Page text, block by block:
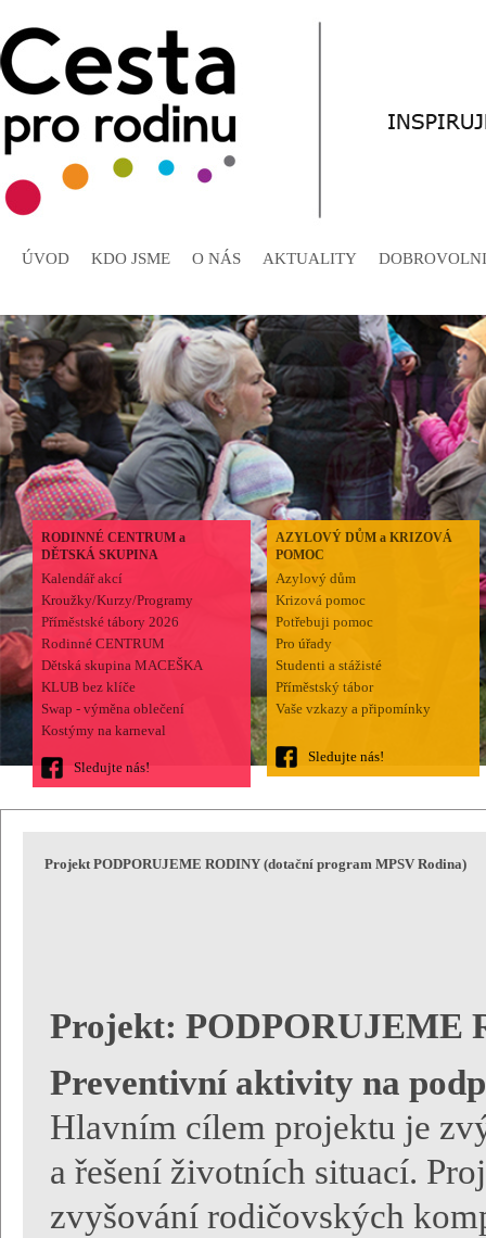
ÚVOD KDO JSME O NÁS AKTUALITY
RODINNÉ CENTRUM a
DĚTSKÁ SKUPINA
Kalendář akcí
Kroužky/Kurzy/Programy
Příměstské tábory 2026
Rodinné CENTRUM
Dětská skupina MACEŠKA
KLUB bez klíče
Swap - výměna oblečení
Kostýmy na karneval
Sledujte nás!
AZYLOVÝ DŮM a KRIZOVÁ
POMOC
Azylový dům
Krizová pomoc
Potřebuji pomoc
Pro úřady
Studenti a stážisté
Příměstský tábor
Vaše vzkazy a připomínky
Sledujte nás!
Projekt PODPORUJEME RODINY (dotační program MPSV Rodina)
Projekt: PODPORUJEME
Preventivní aktivity na
Hlavním cílem projektu je
a řešení životních situací.
zvyšování rodičovských